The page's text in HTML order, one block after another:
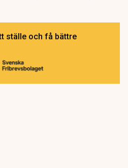
ställe och få bättre